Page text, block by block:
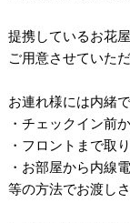
提携しているお花
ご用意させていた
お連れ様には内緒
・チェックイン前
・フロントまで取
・お部屋から内線
等の方法でお渡し